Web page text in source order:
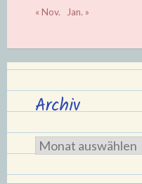
« Nov. Jan. »
Archiv
Archiv